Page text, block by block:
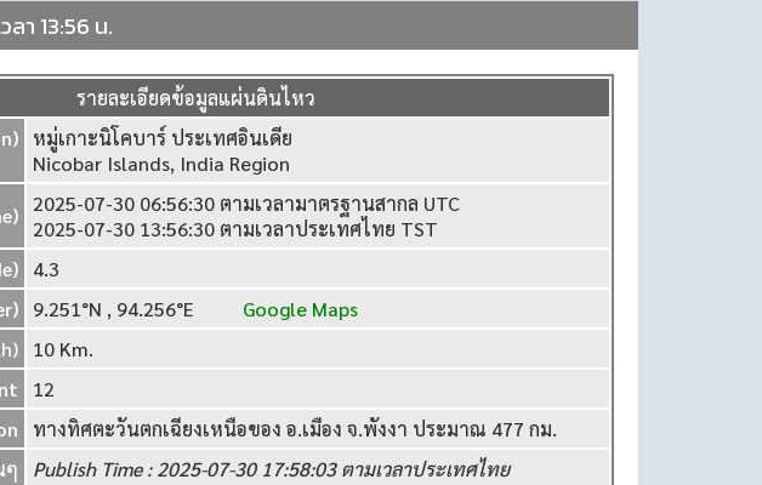
า 13:56 น.
รายละเอียดข้อมูลแผ่นดินไหว
หมู่เกาะนิโคบาร์ ประเทศอินเดีย
Nicobar Islands, India Region
2025-07-30 06:56:30 ตามเวลามาตรฐานสากล UTC
2025-07-30 13:56:30 ตามเวลาประเทศไทย TST
4.3
9.251°N , 94.256°E
Google Maps
10 Km.
12
ทางทิศตะวันตกเฉียงเหนือของ อ.เมือง จ.พังงา ประมาณ 477 กม.
ๆ
Publish Time : 2025-07-30 17:58:03 ตามเวลาประเทศไทย